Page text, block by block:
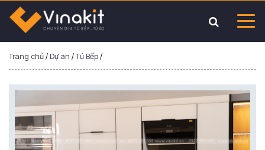
Trang chủ/Dự án /Tủ Bếp/